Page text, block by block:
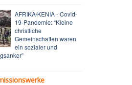
AFRIKA/KENIA - Covid-
19-Pandemie: “Kleine
christliche
Gemeinschaften waren
ein sozialer und